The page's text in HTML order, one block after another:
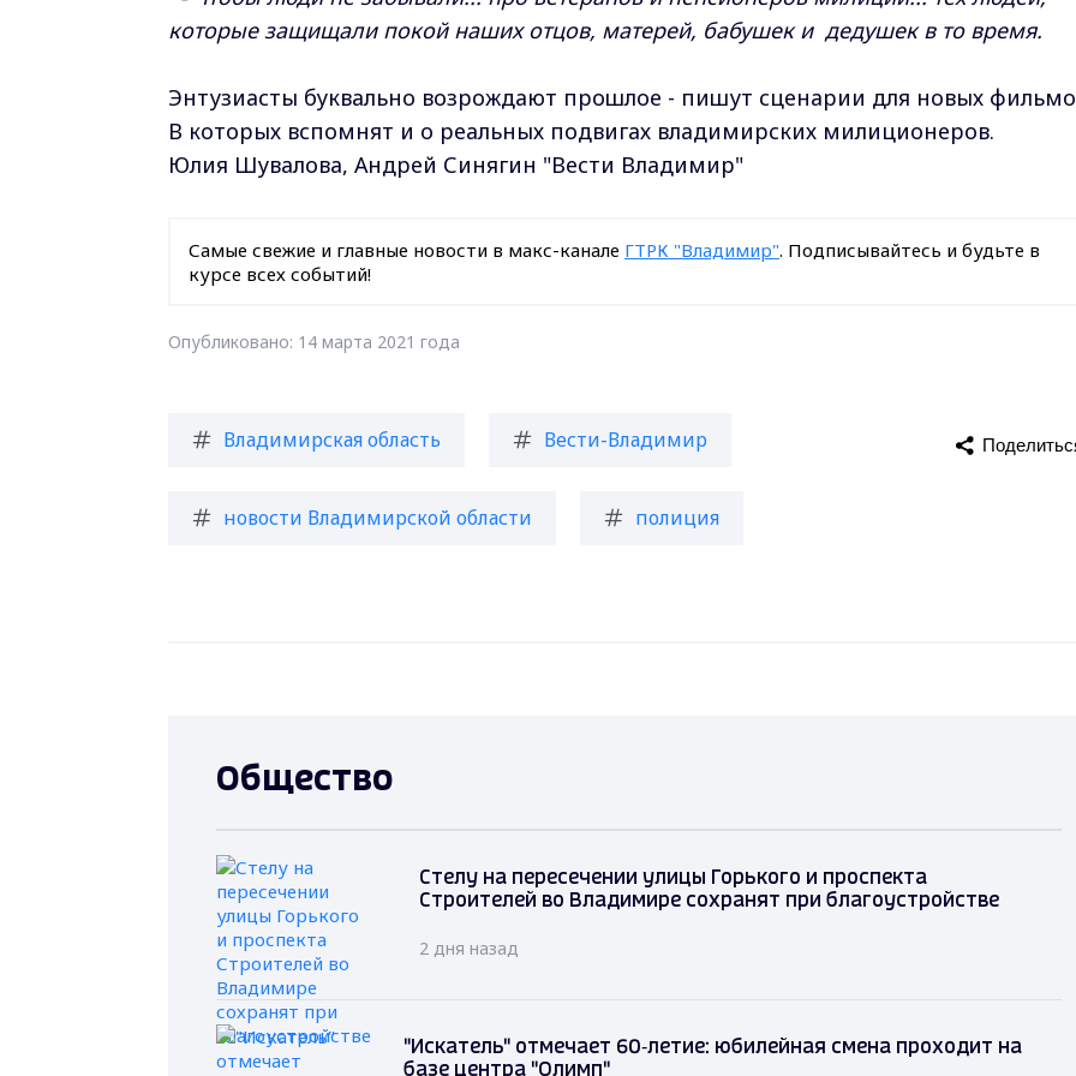
которые защищали покой наших отцов, матерей, бабушек и дедушек в то время.
Энтузиасты буквально возрождают прошлое - пишут сценарии для новых
В которых вспомнят и о реальных подвигах владимирских милиционеров.
Юлия Шувалова, Андрей Синягин "Вести Владимир"
Самые свежие и главные новости в макс-канале ГТРК "Владимир". Подписывайтесь и будьте в
курсе всех событий!
Опубликовано: 14 марта 2021 года
Владимирская область Вести-Владимир
новости Владимирской области полиция
Общество
Стелу на пересечении улицы Горького и проспекта
Строителей во Владимире сохранят при благоустройстве
2 дня назад
"Искатель" отмечает 60‑летие: юбилейная смена проходит на
базе центра "Олимп"